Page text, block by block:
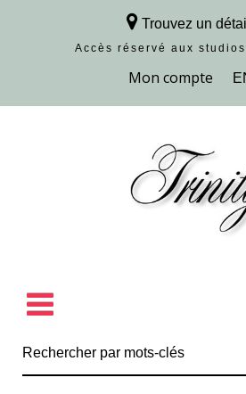
Trouvez un
Accès réservé aux
Découvrir la collection